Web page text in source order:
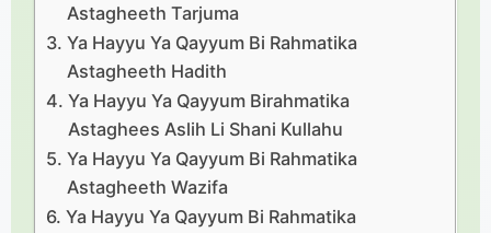
Astagheeth Tarjuma
Ya Hayyu Ya Qayyum Bi Rahmatika
Astagheeth Hadith​
Ya Hayyu Ya Qayyum Birahmatika
Astaghees Aslih Li Shani Kullahu
Ya Hayyu Ya Qayyum Bi Rahmatika
Astagheeth Wazifa
Ya Hayyu Ya Qayyum Bi Rahmatika